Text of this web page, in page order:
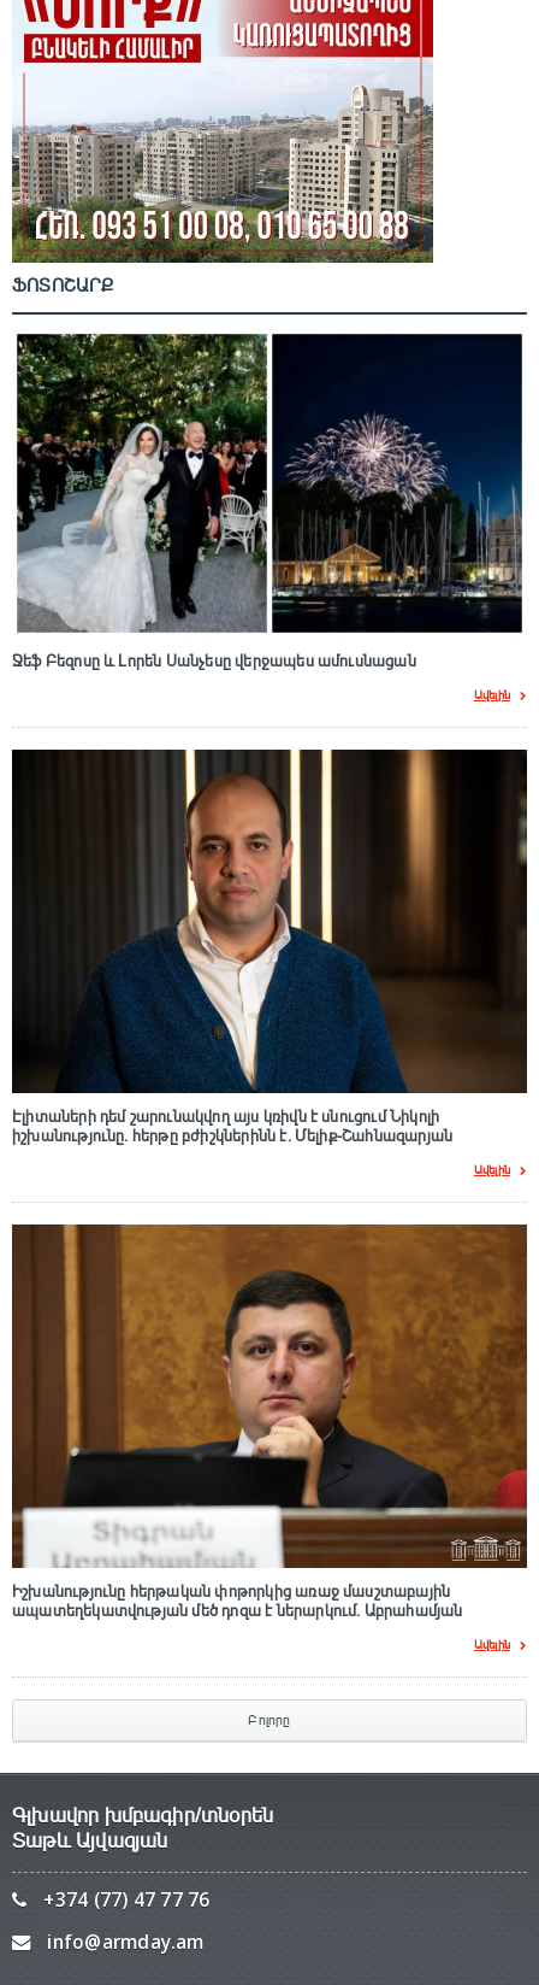
ՖՈՏՈՇԱՐՔ
Ջեֆ Բեզոսը և Լորեն Սանչեսը վերջապես ամուսնացան
Ավելին
Էլիտաների դեմ շարունակվող այս կռիվն է սնուցում Նիկոլի
իշխանությունը. հերթը բժիշկներինն է. Մելիք-Շահնազարյան
Ավելին
Իշխանությունը հերթական փոթորկից առաջ մասշտաբային
ապատեղեկատվության մեծ դnզա է ներարկում․ Աբրահամյան
Ավելին
Բոլորը
Գլխավոր խմբագիր/տնօրեն
Տաթև Այվազյան
+374 (77) 47 77 76
info@armday.am